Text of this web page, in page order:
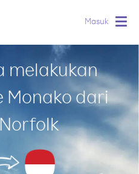
Masuk
melakukan
Monako dari